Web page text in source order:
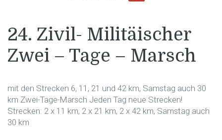
24. Zivil- Militäischer
Zwei – Tage – Marsch
mit den Strecken 6, 11, 21 und 42 km, Samstag auch 30
km Zwei-Tage-Marsch Jeden Tag neue Strecken!
Strecken: 2 x 11 km, 2 x 21 km, 2 x 42 km, Samstag auch
30 km